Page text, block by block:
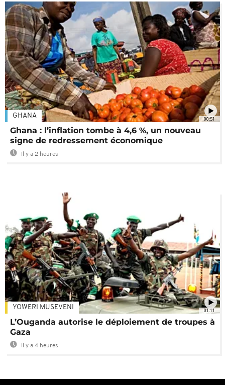
00:51
GHANA
Ghana : l’inflation tombe à 4,6 %, un nouveau
signe de redressement économique
Il y a 2 heures
01:11
YOWERI MUSEVENI
L’Ouganda autorise le déploiement de troupes à
Gaza
Il y a 4 heures